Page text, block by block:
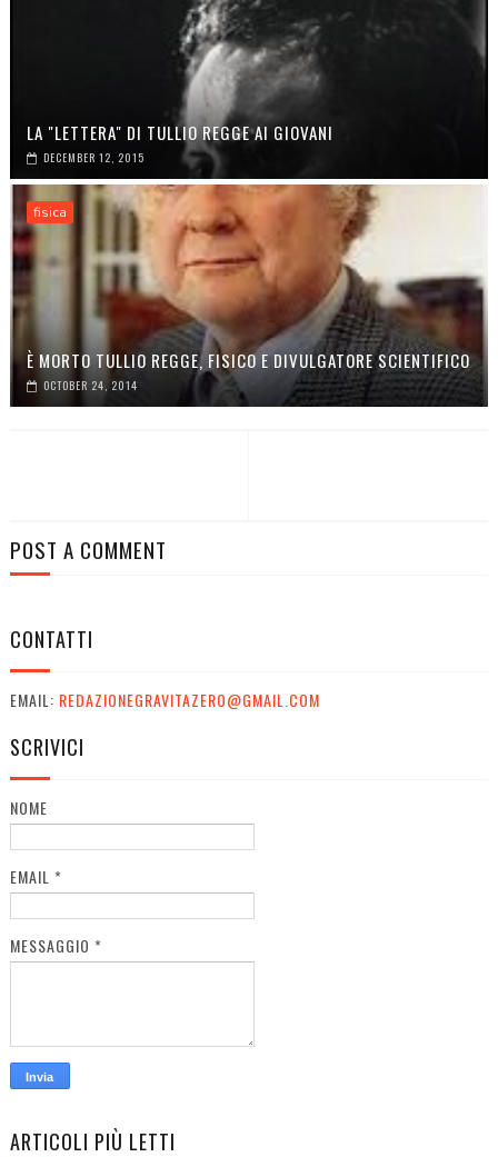
LA "LETTERA" DI TULLIO REGGE AI GIOVANI
DECEMBER 12, 2015
fisica
È MORTO TULLIO REGGE, FISICO E DIVULGATORE SCIENTIFICO
OCTOBER 24, 2014
POST A COMMENT
CONTATTI
EMAIL: REDAZIONEGRAVITAZERO@GMAIL.COM
SCRIVICI
NOME
EMAIL *
MESSAGGIO *
ARTICOLI PIÙ LETTI